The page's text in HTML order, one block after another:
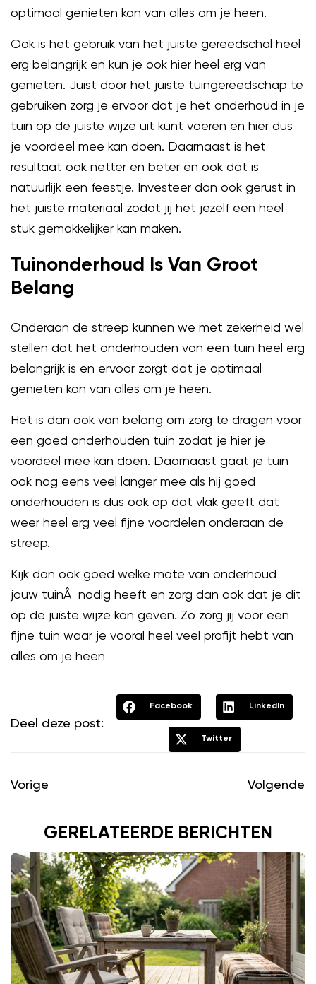
optimaal genieten kan van alles om je heen.
Ook is het gebruik van het juiste gereedschal heel
erg belangrijk en kun je ook hier heel erg van
genieten. Juist door het juiste tuingereedschap te
gebruiken zorg je ervoor dat je het onderhoud in je
tuin op de juiste wijze uit kunt voeren en hier dus
je voordeel mee kan doen. Daarnaast is het
resultaat ook netter en beter en ook dat is
natuurlijk een feestje. Investeer dan ook gerust in
het juiste materiaal zodat jij het jezelf een heel
stuk gemakkelijker kan maken.
Tuinonderhoud Is Van Groot
Belang
Onderaan de streep kunnen we met zekerheid wel
stellen dat het onderhouden van een tuin heel erg
belangrijk is en ervoor zorgt dat je optimaal
genieten kan van alles om je heen.
Het is dan ook van belang om zorg te dragen voor
een goed onderhouden tuin zodat je hier je
voordeel mee kan doen. Daarnaast gaat je tuin
ook nog eens veel langer mee als hij goed
onderhouden is dus ook op dat vlak geeft dat
weer heel erg veel fijne voordelen onderaan de
streep.
Kijk dan ook goed welke mate van onderhoud
jouw tuinÂ nodig heeft en zorg dan ook dat je dit
op de juiste wijze kan geven. Zo zorg jij voor een
fijne tuin waar je vooral heel veel profijt hebt van
alles om je heen
Deel deze post:
Facebook LinkedIn
Twitter
Vorige Volgende
GERELATEERDE BERICHTEN